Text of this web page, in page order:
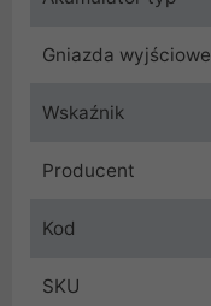
Gniazda wyjściowe
Wskaźnik
Producent
Kod
SKU